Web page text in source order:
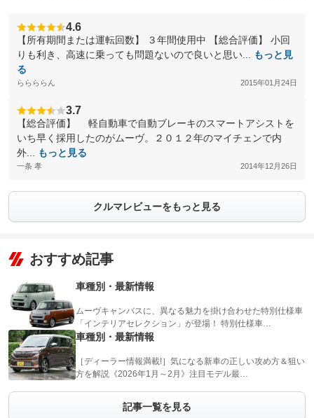
4.6
【所有期間または運転回数】 ３年間使用中 【総合評価】 小回
りも利き、高速に乗っても問題ないので良いと思い...
もっと見
る
ららららん 2015年01月24日
3.7
【総合評価】 軽自動車で自動ブレーキのスマートアシストを
いち早く採用したのがムーヴ。２０１２年のマイチェンで内
外...
もっと見る
一条 孝 2014年12月26日
クルマレビューをもっと見る
おすすめ記事
車種別・最新情報
ムーヴキャンバスに、異なる魅力を掛け合わせた特別仕様車
「インテリアセレクション」が登場！ 特別仕様車…
車種別・最新情報
［ディーラー情報満載!］気になる新車の正しい攻め方＆狙い
方を解説《2026年1月～2月》注目モデル最…
記事一覧を見る